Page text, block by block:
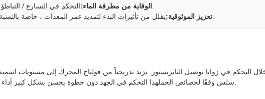
الوقاية من مطرقة الماء:
تعزيز الموثوقية:يقلل من تأثيرات البدء لتمديد عمر المعدات ، خاصة بالنسبة للمضخات التي يتم تشغيلها بشكل متكرر.
التحكم في زوايا توصيل التايريستور. يزيد تدريجياً من فولتاج المحرك إلى مستويات